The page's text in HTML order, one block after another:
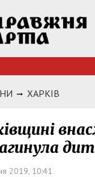
ХАРКIВ
2019, 10:41